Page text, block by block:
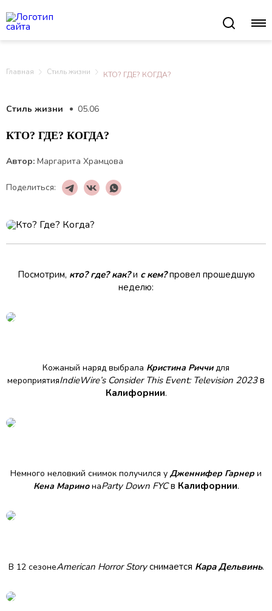
Главная Стиль жизни КТО? ГДЕ? КОГДА?
Стиль жизни 05.06
КТО? ГДЕ? КОГДА?
Автор: Маргарита Храмцова
Поделиться:
Посмотрим, кто? где? как?и с кем?провел прошедшую
неделю:
Кожаный наряд выбрала Кристина Риччидля
мероприятияIndieWire’s Consider This Event: Television 2023в
Калифорнии.
Немного неловкий снимок получился у Дженнифер Гарнер и
Кена МаринонаParty Down FYCв Калифорнии.
В 12 сезонеAmerican Horror Storyснимается Кара Дельвинь.